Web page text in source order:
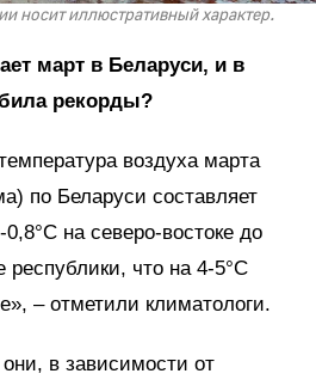
носит иллюстративный характер.
март в Беларуси, и в
рекорды?
воздуха марта
по Беларуси составляет
на северо-востоке до
республики, что на 4-5°С
– отметили климатологи.
в зависимости от